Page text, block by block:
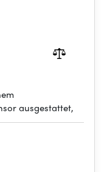
ausgestattet,